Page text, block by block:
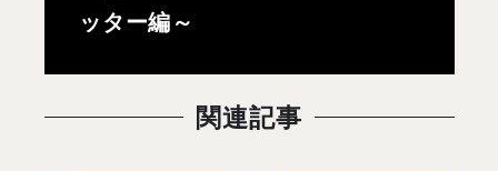
ッター編～
関連記事